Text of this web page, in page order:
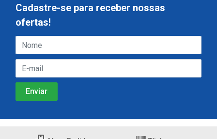
Cadastre-se para receber nossas
ofertas!